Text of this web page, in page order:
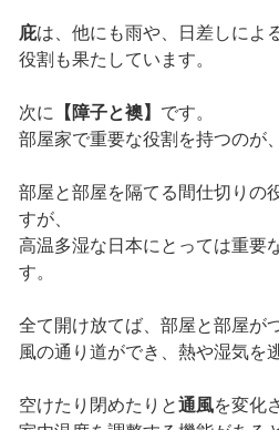
庇は、他にも雨や、日差しによ
役割も果たしています。
次に 【障子と襖】 です。
部屋家で重要な役割を持つのが、
部屋と部屋を隔てる間仕切りの
すが、
高温多湿な日本にとっては重要
す。
全て開け放てば、部屋と部屋が
風の通り道ができ、熱や湿気を
空けたり閉めたりと通風を変化